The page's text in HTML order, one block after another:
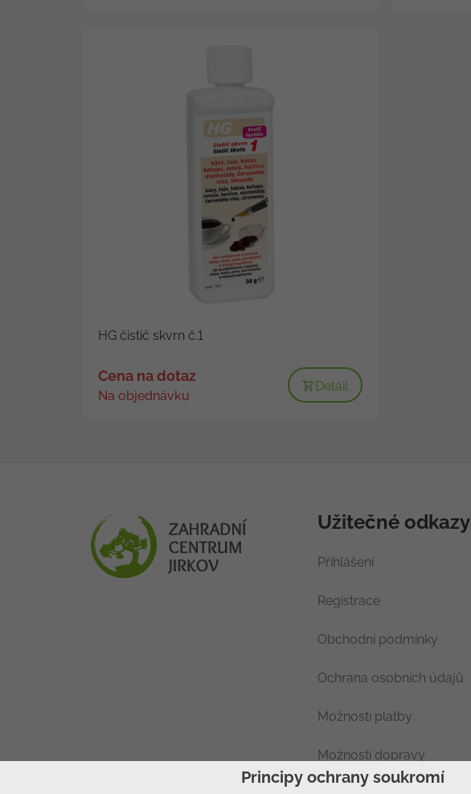
HG čistič skvrn č.1
Cena na dotaz
Na objednávku
Detail
Užitečné odkazy
Přihlášení
Registrace
Obchodní podmínky
Ochrana osobních údajů
Možnosti platby
Možnosti dopravy
Principy ochrany soukromí